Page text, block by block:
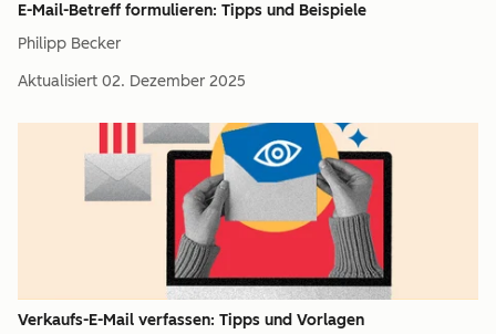
E-Mail-Betreff formulieren: Tipps und Beispiele
Philipp Becker
Aktualisiert 02. Dezember 2025
Verkaufs-E-Mail verfassen: Tipps und Vorlagen